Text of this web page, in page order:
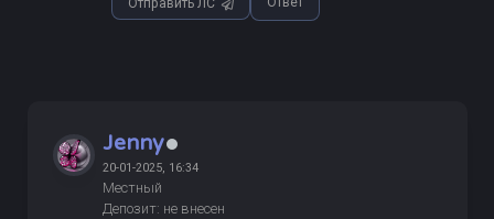
Отправить ЛС
Jenny
20-01-2025, 16:34
Местный
Депозит: не внесен